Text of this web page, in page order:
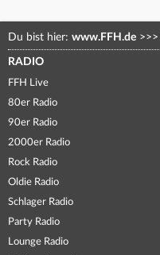
Du bist hier: www.FFH.de >>>
RADIO
FFH Live
80er Radio
90er Radio
2000er Radio
Rock Radio
Oldie Radio
Schlager Radio
Party Radio
Lounge Radio